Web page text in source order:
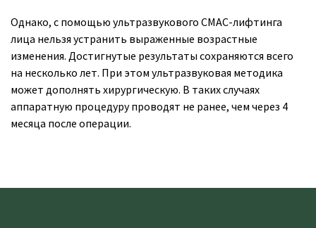
Однако, с помощью ультразвукового СМАС-лифтинга
лица нельзя устранить выраженные возрастные
изменения. Достигнутые результаты сохраняются всего
на несколько лет. При этом ультразвуковая методика
может дополнять хирургическую. В таких случаях
аппаратную процедуру проводят не ранее, чем через 4
месяца после операции.